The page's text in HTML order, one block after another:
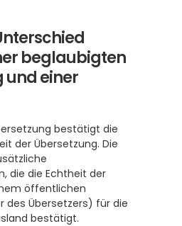
beglaubigten
und einer
bestätigt die
der Übersetzung. Die
die die Echtheit der
öffentlichen
des Übersetzers) für die
bestätigt.